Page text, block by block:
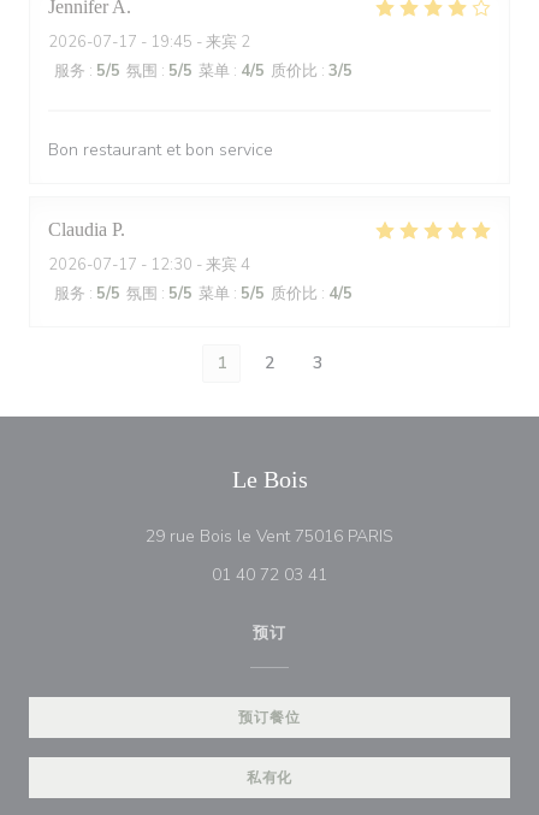
Jennifer A
2026-07-17 - 19:45 - 来宾 2
服务 : 5/5 氛围 : 5/5 菜单 : 4/5 质价比 : 3/5
Bon restaurant et bon service
Claudia P
2026-07-17 - 12:30 - 来宾 4
服务 : 5/5 氛围 : 5/5 菜单 : 5/5 质价比 : 4/5
1 2 3
Le Bois
29 rue Bois le Vent 75016 PARIS
01 40 72 03 41
预订
预订餐位
私有化